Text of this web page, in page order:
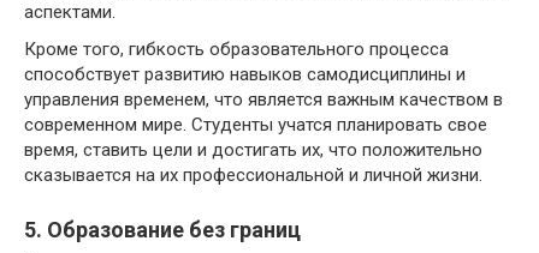
аспектами.
Кроме того, гибкость образовательного процесса
способствует развитию навыков самодисциплины и
управления временем, что является важным качеством в
современном мире. Студенты учатся планировать свое
время, ставить цели и достигать их, что положительно
сказывается на их профессиональной и личной жизни.
5. Образование без границ